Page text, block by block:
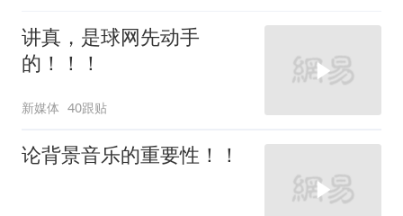
讲真，是球网先动手
的！！！
新媒体 40跟贴
论背景音乐的重要性！！